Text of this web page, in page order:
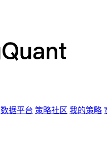
数据平台 策略社区 我的策略